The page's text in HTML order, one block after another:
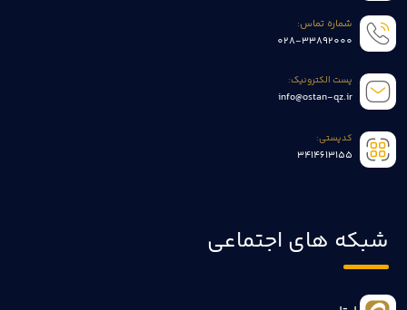
شماره تماس:
028-33892000
پست الکترونیک:
info@ostan-qz.ir
کدپستی:
3414613155
شبکه های اجتماعی